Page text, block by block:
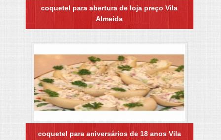
coquetel para abertura de loja preço Vila
Almeida
coquetel para aniversários de 18 anos Vila